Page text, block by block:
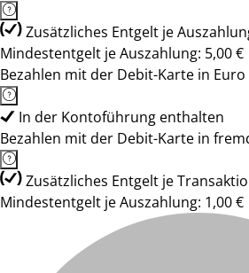
Zusätzliches Entgelt je
Mindestentgelt je Auszahlung: 5,00 €
Bezahlen mit der Debit-Karte in Euro
In der Kontoführung enthalten
Bezahlen mit der Debit-Karte in
Zusätzliches Entgelt je
Mindestentgelt je Auszahlung: 1,00 €